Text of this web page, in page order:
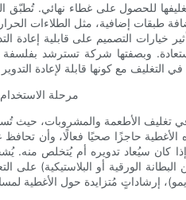
للحصول على غطاء نهائي. تُطبّق
طبقات إضافية، مثل الطلاءات
خيارات التصميم على قابلية إعادة
وبصفتها شركة تسترشد
4. مرحلة
تغليف الأطعمة والمشروبات، حيث
حاجزًا صحيًا فعالًا، وأن
إذا كان سيُعاد تدويره أم يُتخلص
الورقية أو البلاستيكية)